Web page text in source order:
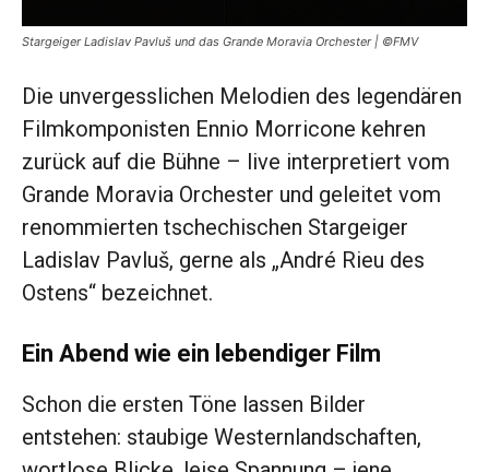
Stargeiger Ladislav Pavluš und das Grande Moravia Orchester | ©FMV
Die unvergesslichen Melodien des legendären
Filmkomponisten Ennio Morricone kehren
zurück auf die Bühne – live interpretiert vom
Grande Moravia Orchester und geleitet vom
renommierten tschechischen Stargeiger
Ladislav Pavluš, gerne als „André Rieu des
Ostens“ bezeichnet.
Ein Abend wie ein lebendiger Film
Schon die ersten Töne lassen Bilder
entstehen: staubige Westernlandschaften,